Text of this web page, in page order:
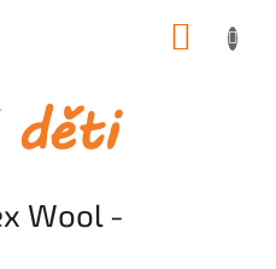
Wool -